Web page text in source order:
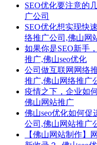
SEO优化要注意的
广公司
SEO优化想实现快
络推广公司,佛山网
如果你是SEO新手
推广,佛山seo优化
公司做互联网网络
推广,佛山网络推广
疫情之下，企业如
佛山网站推广
佛山seo优化如何
公司,佛山网站推广
【佛山网站制作】